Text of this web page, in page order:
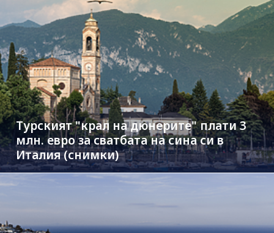
Турският "крал на дюнерите" плати 3
млн. евро за сватбата на сина си в
Италия (снимки)